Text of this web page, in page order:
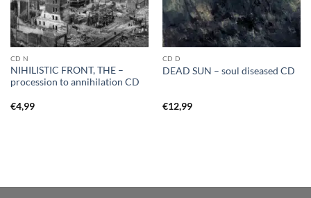
CD N
NIHILISTIC FRONT, THE –
procession to annihilation CD
€4,99
CD D
DEAD SUN – soul diseased CD
€12,99